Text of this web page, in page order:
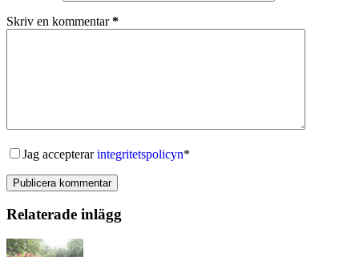
Skriv en kommentar*
Jag accepterarintegritetspolicyn*
Publicera kommentar
Relaterade inlägg